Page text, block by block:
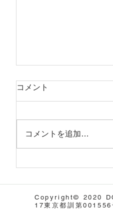
ション・トリート
コメント
コメントを追加…
Copyright© 2020
17東京都訓第001556